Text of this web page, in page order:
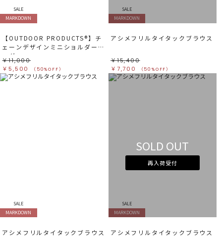
SALE
MARKDOWN
【OUTDOOR PRODUCTS®︎】チ
ェーンデザインミニショルダーバ
ッグ
￥11,000
￥5,500
（50%OFF）
SALE
MARKDOWN
アシメフリルタイタックブラウス
￥15,400
￥7,700
（50%OFF）
SALE
MARKDOWN
アシメフリルタイタックブラウス
SOLD OUT
再入荷受付
SALE
MARKDOWN
アシメフリルタイタックブラウス